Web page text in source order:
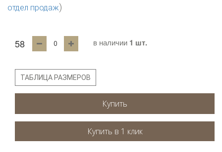
отдел продаж)
58 в наличии 1 шт.
ТАБЛИЦА РАЗМЕРОВ
Купить